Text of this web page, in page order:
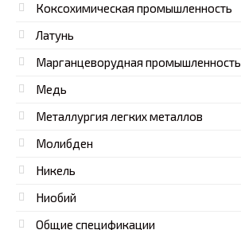
Коксохимическая промышленность
Латунь
Марганцеворудная промышленность
Медь
Металлургия легких металлов
Молибден
Никель
Ниобий
Общие спецификации